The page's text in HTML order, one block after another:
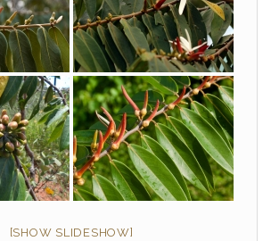
[SHOW SLIDESHOW]